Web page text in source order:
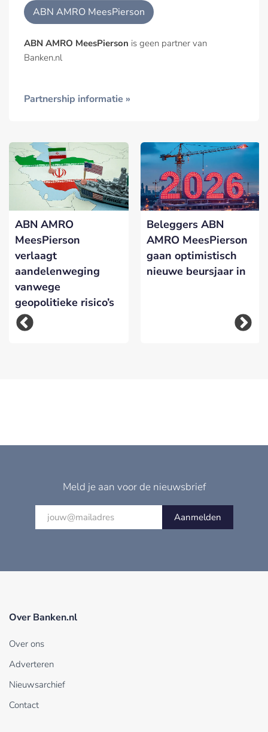
ABN AMRO MeesPierson
ABN AMRO MeesPierson is geen partner van
Banken.nl
Partnership informatie »
ABN AMRO
MeesPierson
verlaagt
aandelenweging
vanwege
geopolitieke risico’s
Beleggers ABN
AMRO MeesPierson
gaan optimistisch
nieuwe beursjaar in
Meld je aan voor de nieuwsbrief
Aanmelden
Over Banken.nl
Over ons
Adverteren
Nieuwsarchief
Contact